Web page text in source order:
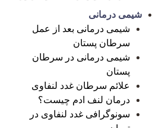
شیمی درمانی
شیمی درمانی بعد از عمل
سرطان پستان
شیمی درمانی در سرطان
پستان
علائم سرطان غدد لنفاوی
درمان لنف ادم چیست؟
سونوگرافی غدد لنفاوی در